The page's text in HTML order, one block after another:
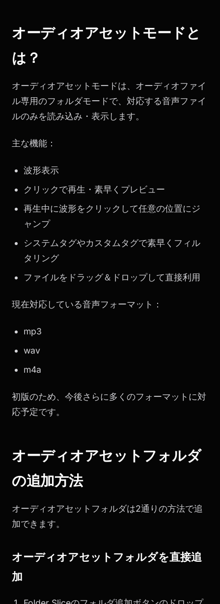
オーディオアセットモードと
は？
オーディオアセットモードは、オーディオファイ
ル専用のフォルダモードで、対応する音声ファイ
ルのみを読み込み・表示します。
主な機能：
波形表示
クリックで再生・素早くプレビュー
再生中に波形をクリックして任意の位置にジ
ャンプ
システムタグやカスタムタグで素早くフィル
タリング
ファイルをドラッグ＆ドロップして直接利用
現在対応している音声フォーマット：
mp3
wav
m4a
初版のため、今後さらに多くのフォーマットに対
応予定です。
オーディオアセットフォルダ
の追加方法
オーディオアセットフォルダは2通りの方法で追
加できます。
オーディオアセットフォルダを直接追
加